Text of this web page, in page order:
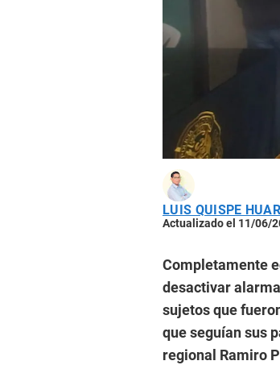
LUIS QUISPE
Actualizado el 11/06/
Completamente
desactivar
sujetos que
que seguían sus
regional Ramiro